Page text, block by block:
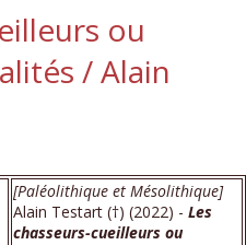
ou
/ Alain
[Paléolithique et Mésolithique]
Alain Testart (†) (2022) - Les
chasseurs-cueilleurs ou